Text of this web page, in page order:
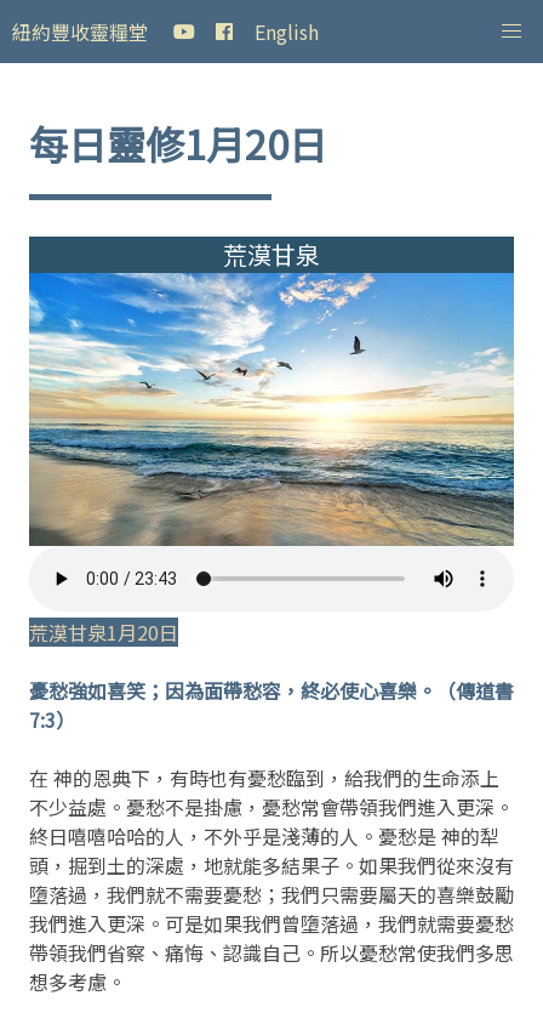
紐約豐收靈糧堂 English
每日靈修1月20日
荒漠甘泉
荒漠甘泉1月20日
憂愁強如喜笑；因為面帶愁容，終必使心喜樂。（傳道書
7:3）
在 神的恩典下，有時也有憂愁臨到，給我們的生命添上
不少益處。憂愁不是掛慮，憂愁常會帶領我們進入更深。
終日嘻嘻哈哈的人，不外乎是淺薄的人。憂愁是 神的犁
頭，掘到土的深處，地就能多結果子。如果我們從來沒有
墮落過，我們就不需要憂愁；我們只需要屬天的喜樂鼓勵
我們進入更深。可是如果我們曾墮落過，我們就需要憂愁
帶領我們省察、痛悔、認識自己。所以憂愁常使我們多思
想多考慮。